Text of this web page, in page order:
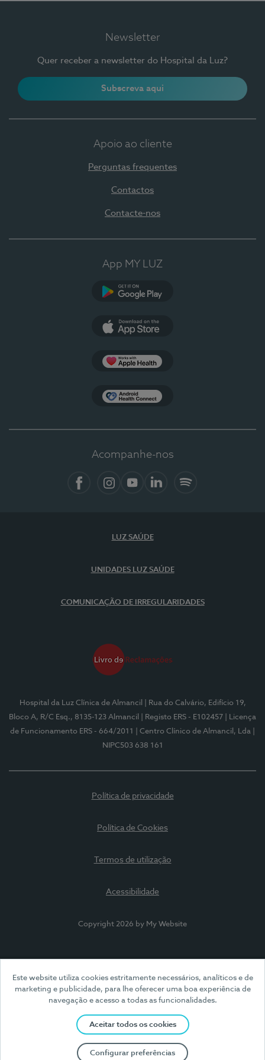
Este website utiliza cookies estritamente necessários, analíticos e de
marketing e publicidade, para lhe oferecer uma boa experiência de
navegação e acesso a todas as funcionalidades.
Aceitar todos os cookies
Configurar preferências
Newsletter
Quer receber a newsletter do Hospital da Luz?
Subscreva aqui
Apoio ao cliente
Perguntas frequentes
Contactos
Contacte-nos
App MY LUZ
Acompanhe-nos
LUZ SAÚDE
UNIDADES LUZ SAÚDE
COMUNICAÇÃO DE IRREGULARIDADES
Hospital da Luz Clínica de Almancil
| Rua do Calvário, Edifício 19,
Bloco A, R/C Esq., 8135-123 Almancil
| Registo ERS - E102457
| Licença
de Funcionamento ERS - 664/2011
| Centro Clínico de Almancil, Lda
NIPC503 638 161
Política de privacidade
Política de Cookies
Termos de utilização
Acessibilidade
Copyright 2026 by My Website